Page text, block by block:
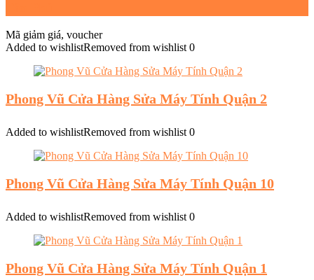
Mã giảm giá, voucher
Added to wishlistRemoved from wishlist 0
Phong Vũ Cửa Hàng Sửa Máy Tính Quận 2
Added to wishlistRemoved from wishlist 0
Phong Vũ Cửa Hàng Sửa Máy Tính Quận 10
Added to wishlistRemoved from wishlist 0
Phong Vũ Cửa Hàng Sửa Máy Tính Quận 1